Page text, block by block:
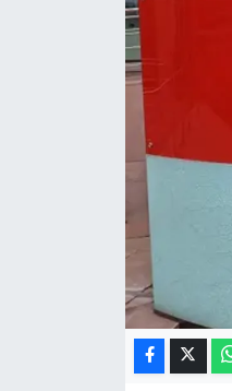
Magazin
Burç Yorumları
Hava Durumu